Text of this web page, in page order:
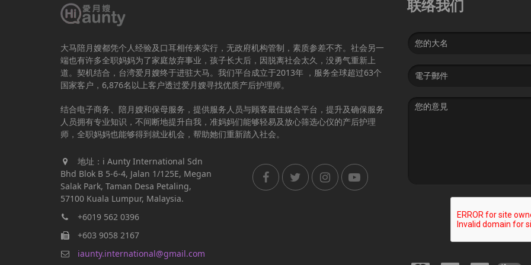
大马陪月嫂都凭个人经验及口耳相传来实行，无政府机构管制，素质参差不齐。社会另一
端也有许多全职妈妈为了家庭放弃事业，孩子长大后，因脱离社会太久，没勇气重新上
道。契机结合，台湾爱月嫂终于进驻大马。我们平台成立于2013年 ，服务全球超过63个
国家客户，6,876名以上客户透过爱月嫂寻找优质产后护理师。
结合电子商务、陪月嫂和保母服务，提供服务人员与顾客最佳媒合平台，提升及确保服务
人员拥有专业知识，不间断地提升自我，准妈妈们能够轻易及放心筛选心仪的产后护理
师，全职妈妈也能够得到就业机会，帮助她们重新踏入社会。
地址：i Aunty International Sdn
Bhd Blok B 5-6-4, Jalan 1/125E, Megan
Salak Park, Taman Desa Petaling,
57100 Kuala Lumpur, Malaysia.
+6019 562 0396
+603 9058 2167
iaunty.international@gmail.com
联络我们
Name
Email
address
Message